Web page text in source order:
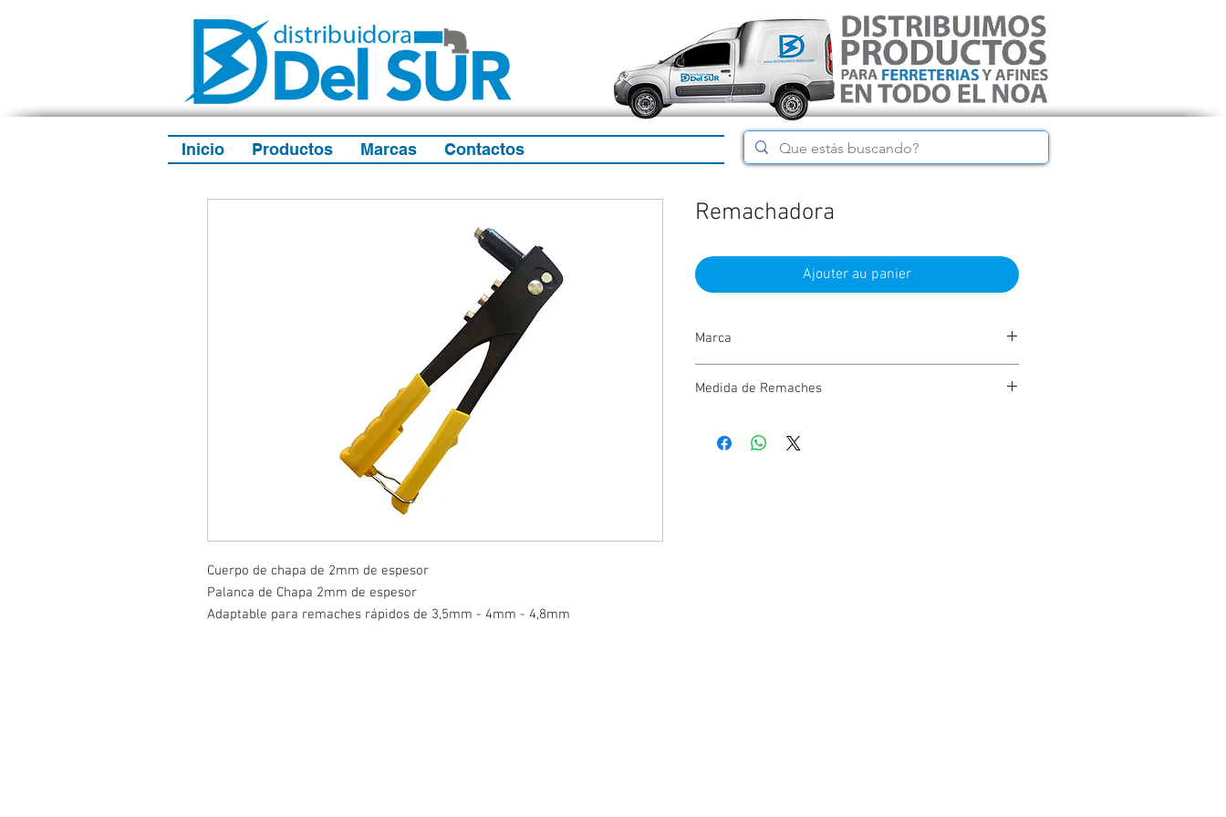
Inicio Productos Marcas Contactos
Cuerpo de chapa de 2mm de espesor
Palanca de Chapa 2mm de espesor
Adaptable para remaches rápidos de 3,5mm - 4mm - 4,8mm
Remachadora
Ajouter au panier
Marca
Medida de Remaches